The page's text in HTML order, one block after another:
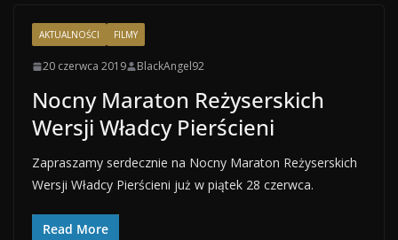
AKTUALNOŚCI FILMY
20 czerwca 2019 BlackAngel92
Nocny Maraton Reżyserskich
Wersji Władcy Pierścieni
Zapraszamy serdecznie na Nocny Maraton Reżyserskich
Wersji Władcy Pierścieni już w piątek 28 czerwca.
Read More